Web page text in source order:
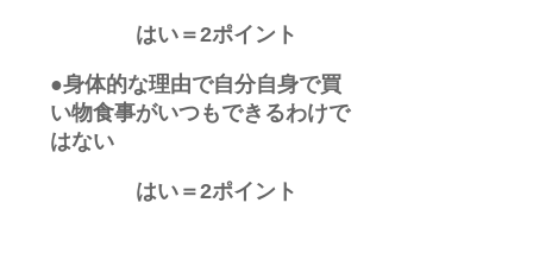
はい＝2ポイント
●身体的な理由で自分自身で買
い物食事がいつもできるわけで
はない
はい＝2ポイント